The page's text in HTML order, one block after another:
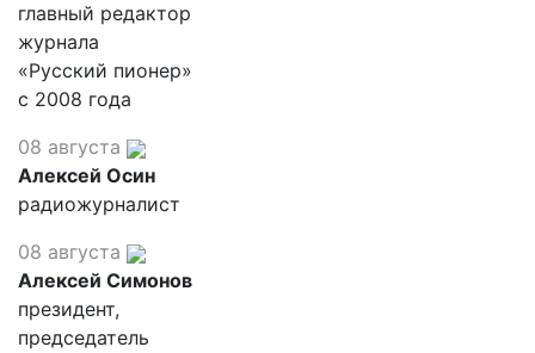
главный редактор
журнала
«Русский пионер»
с 2008 года
08 августа
Алексей Осин
радиожурналист
08 августа
Алексей Симонов
президент,
председатель